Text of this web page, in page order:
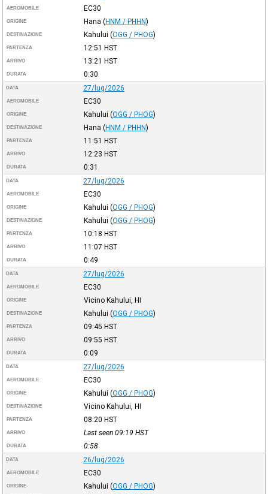
AEROMOBILE EC30
ORIGINE Hana (HNM / PHHN)
DESTINAZIONE Kahului (OGG / PHOG)
PARTENZA 12:51 HST
ARRIVO 13:21 HST
DURATA 0:30
DATA 27/lug/2026
AEROMOBILE EC30
ORIGINE Kahului (OGG / PHOG)
DESTINAZIONE Hana (HNM / PHHN)
PARTENZA 11:51 HST
ARRIVO 12:23 HST
DURATA 0:31
DATA 27/lug/2026
AEROMOBILE EC30
ORIGINE Kahului (OGG / PHOG)
DESTINAZIONE Kahului (OGG / PHOG)
PARTENZA 10:18 HST
ARRIVO 11:07 HST
DURATA 0:49
DATA 27/lug/2026
AEROMOBILE EC30
ORIGINE Vicino Kahului, HI
DESTINAZIONE Kahului (OGG / PHOG)
PARTENZA 09:45 HST
ARRIVO 09:55 HST
DURATA 0:09
DATA 27/lug/2026
AEROMOBILE EC30
ORIGINE Kahului (OGG / PHOG)
DESTINAZIONE Vicino Kahului, HI
PARTENZA 08:20 HST
ARRIVO Last seen 09:19 HST
DURATA 0:58
DATA 26/lug/2026
AEROMOBILE EC30
ORIGINE Kahului (OGG / PHOG)